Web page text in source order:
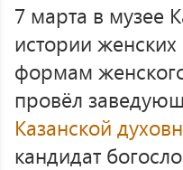
7 марта в музее
истории
формам
провёл
Казанской
кандидат